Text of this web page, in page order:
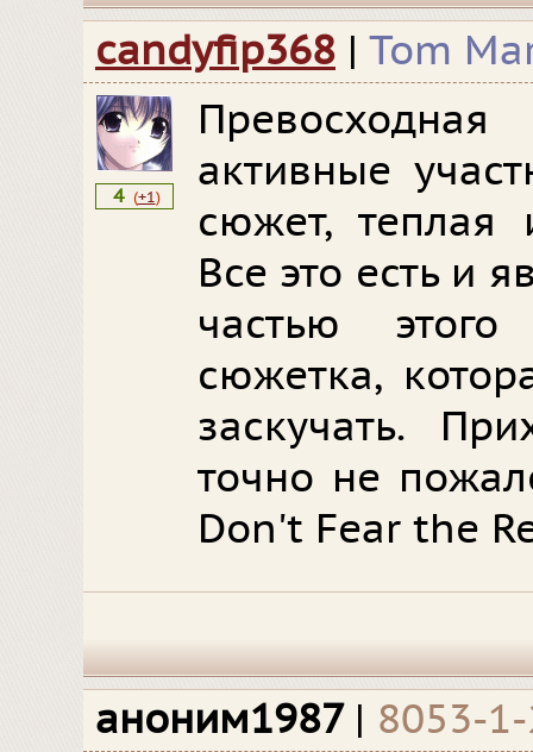
candyfip368 | Tom
4 (+1)
активные
сюжет, теплая
Все это есть и
частью
сюжетка,
заскучать.
точно не
Don't Fear the
аноним1987 | 8053-